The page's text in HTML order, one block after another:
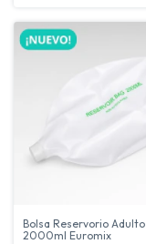
Bolsa Reservorio Adulto
2000ml Euromix